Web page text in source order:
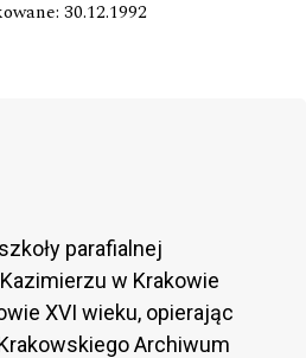
30.12.1992
parafialnej
Kazimierzu w Krakowie
XVI wieku, opierając
Archiwum